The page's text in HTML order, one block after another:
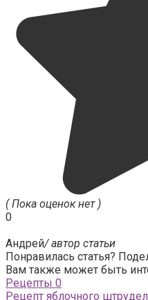
( Пока оценок нет )
0
Андрей/ автор статьи
Понравилась статья?
Вам также может быть
Рецепты 0
Рецепт яблочного